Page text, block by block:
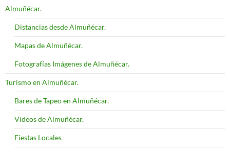
Almuñécar.
Distancias desde Almuñécar.
Mapas de Almuñécar.
Fotografías Imágenes de Almuñécar.
Turismo en Almuñécar.
Bares de Tapeo en Almuñécar.
Vídeos de Almuñécar.
Fiestas Locales